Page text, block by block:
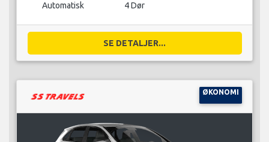
Automatisk 4 Dør
SE DETALJER...
ØKONOMI